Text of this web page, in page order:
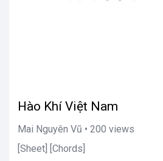
Hào Khí Việt Nam
Mai Nguyên Vũ • 200 views
[Sheet] [Chords]